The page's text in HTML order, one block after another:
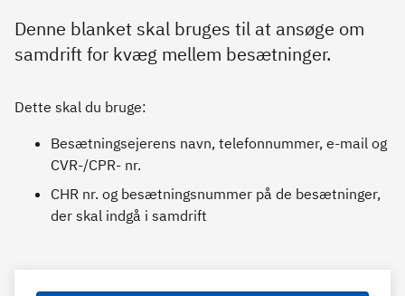
Denne blanket skal bruges til at ansøge om
samdrift for kvæg mellem besætninger.
Dette skal du bruge:
Besætningsejerens navn, telefonnummer, e-mail og
CVR-/CPR- nr.
CHR nr. og besætningsnummer på de besætninger,
der skal indgå i samdrift